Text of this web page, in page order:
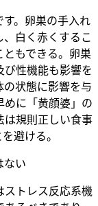
。卵巣の手入れ
白く赤くするこ
ともできる。卵巣
び性機能も影響を
の状態に影響を与
めに「黄顔婆」の
は規則正しい食事
避ける。
い
トレス反応系機